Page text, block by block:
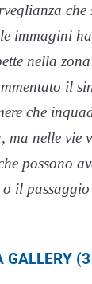
immagini
nella
il
che
ma nelle vie
possono
il
GALLERY